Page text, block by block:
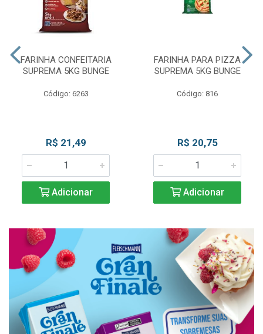
FARINHA CONFEITARIA
SUPREMA 5KG BUNGE
Código: 6263
R$ 21,49
Adicionar
FARINHA PARA PIZZA
SUPREMA 5KG BUNGE
Código: 816
R$ 20,75
Adicionar